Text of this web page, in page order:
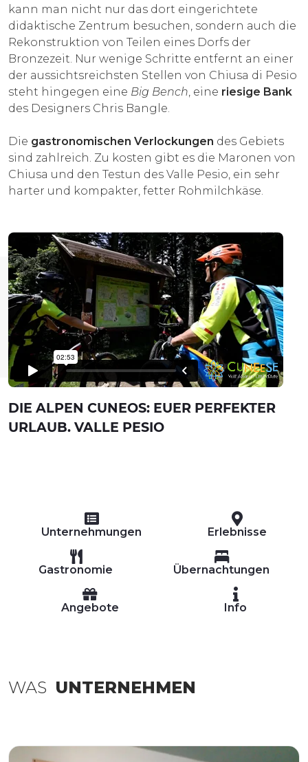
kann man nicht nur das dort eingerichtete
didaktische Zentrum besuchen, sondern auch die
Rekonstruktion von Teilen eines Dorfs der
Bronzezeit. Nur wenige Schritte entfernt an einer
der aussichtsreichsten Stellen von Chiusa di Pesio
steht hingegen eine Big Bench , eine riesige Bank
des Designers Chris Bangle.
Die gastronomischen Verlockungen des Gebiets
sind zahlreich. Zu kosten gibt es die Maronen von
Chiusa und den Testun des Valle Pesio, ein sehr
harter und kompakter, fetter Rohmilchkäse.
DIE ALPEN CUNEOS: EUER PERFEKTER
URLAUB. VALLE PESIO
Unternehmungen Erlebnisse
Gastronomie Übernachtungen
Angebote Info
WAS UNTERNEHMEN